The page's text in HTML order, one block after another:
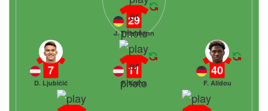
7
D. Ljubičić
11
F. Kainz
40
F. Alidou
29
J. Thielmann